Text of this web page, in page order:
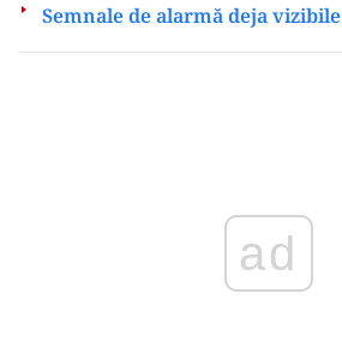
Semnale de alarmă deja vizibile